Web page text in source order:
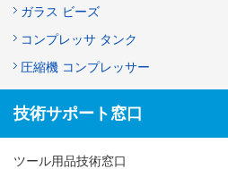
ガラス ビーズ
コンプレッサ タンク
圧縮機 コンプレッサー
技術サポート窓口
ツール用品技術窓口